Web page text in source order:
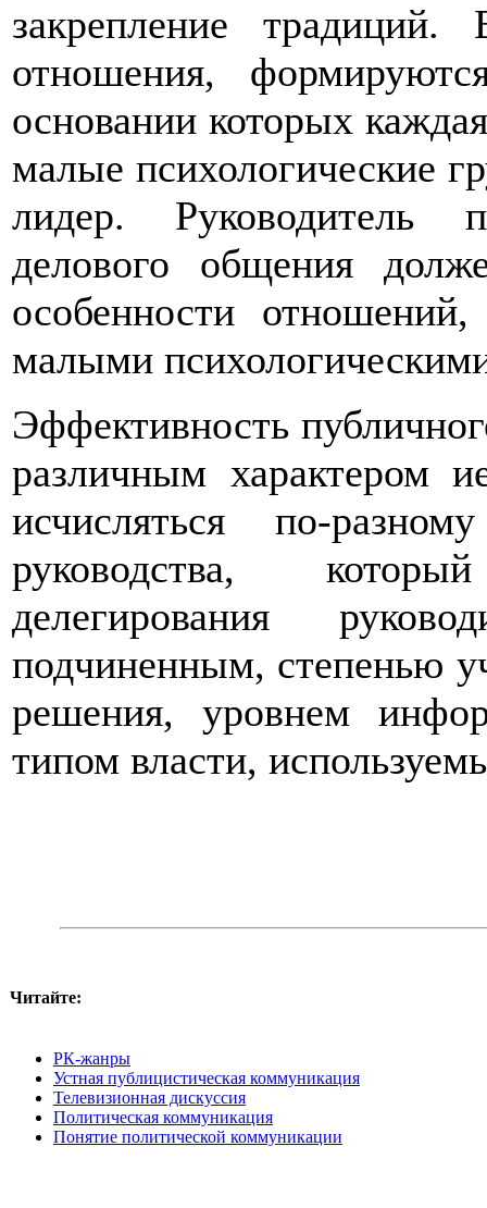
закрепление
отношения,
основании которых
малые психологические
лидер. Руководитель
делового общения
особенности
малыми
Эффективность
различным характером
исчисляться по-
руководства,
делегирования
подчиненным, степенью
решения, уровнем
типом власти,
Читайте:
РК-жанры
Устная публицистическая коммуникация
Телевизионная дискуссия
Политическая коммуникация
Понятие политической коммуникации